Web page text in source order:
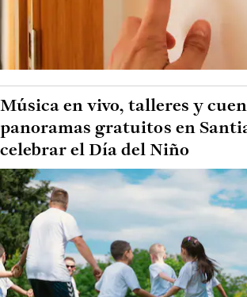
Música en vivo, talleres y
panoramas gratuitos en
celebrar el Día del Niño